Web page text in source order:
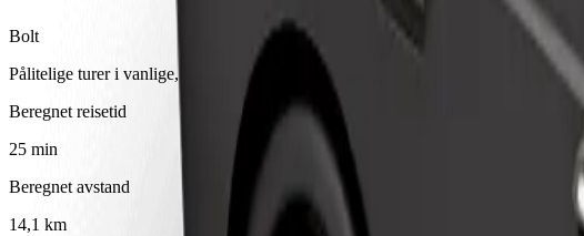
Bolt
Pålitelige turer i vanlige, mellomstore biler.
Beregnet reisetid
25 min
Beregnet avstand
14,1 km